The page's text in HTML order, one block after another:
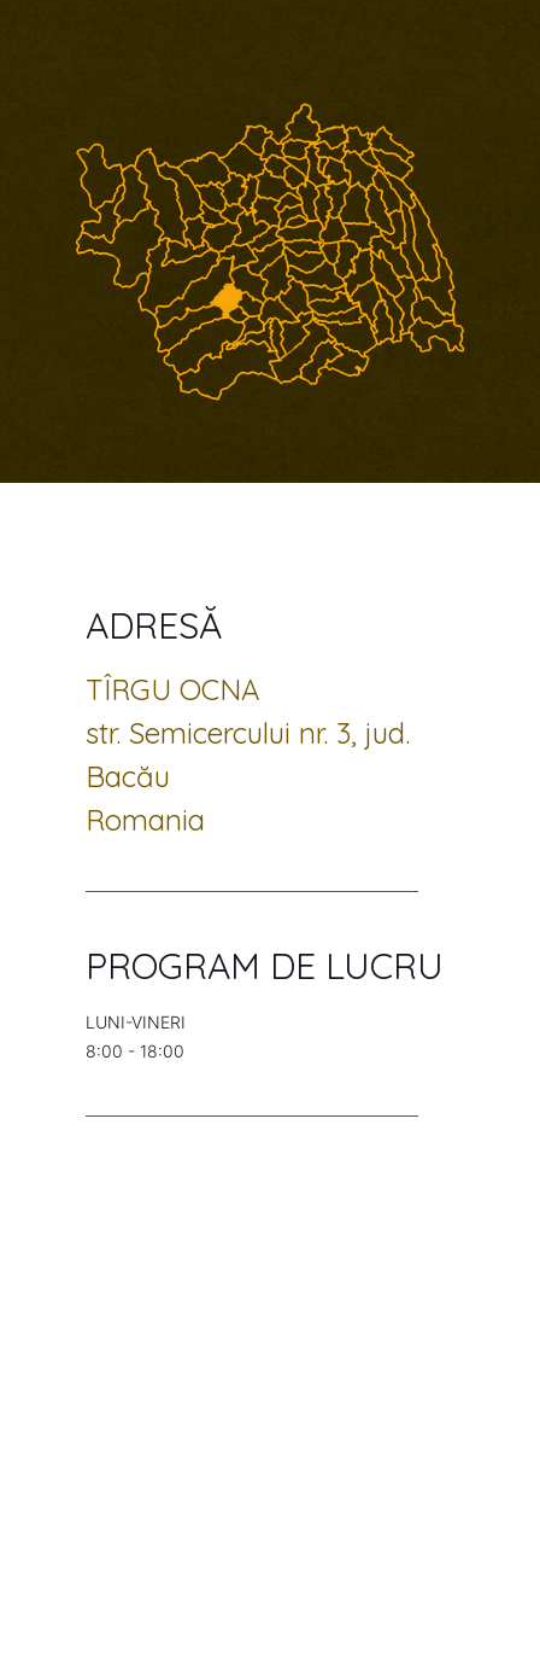
ADRESĂ
TÎRGU OCNA
str. Semicercului nr. 3, jud.
Bacău
Romania
PROGRAM DE LUCRU
LUNI-VINERI
8:00 - 18:00